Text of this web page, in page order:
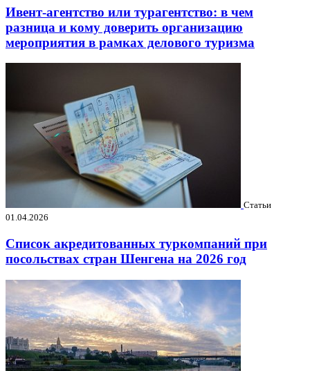
Ивент-агентство или турагентство: в чем
разница и кому доверить организацию
мероприятия в рамках делового туризма
Статьи
01.04.2026
Список акредитованных туркомпаний при
посольствах стран Шенгена на 2026 год